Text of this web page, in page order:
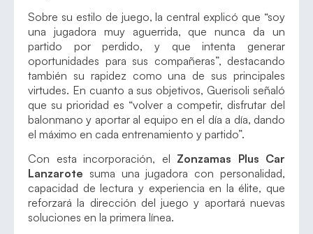
Sobre su estilo de juego, la central explicó que “soy
una jugadora muy aguerrida, que nunca da un
partido por perdido, y que intenta generar
oportunidades para sus compañeras”, destacando
también su rapidez como una de sus principales
virtudes. En cuanto a sus objetivos, Guerisoli señaló
que su prioridad es “volver a competir, disfrutar del
balonmano y aportar al equipo en el día a día, dando
el máximo en cada entrenamiento y partido”.
Con esta incorporación, el Zonzamas Plus Car
Lanzarote suma una jugadora con personalidad,
capacidad de lectura y experiencia en la élite, que
reforzará la dirección del juego y aportará nuevas
soluciones en la primera línea.